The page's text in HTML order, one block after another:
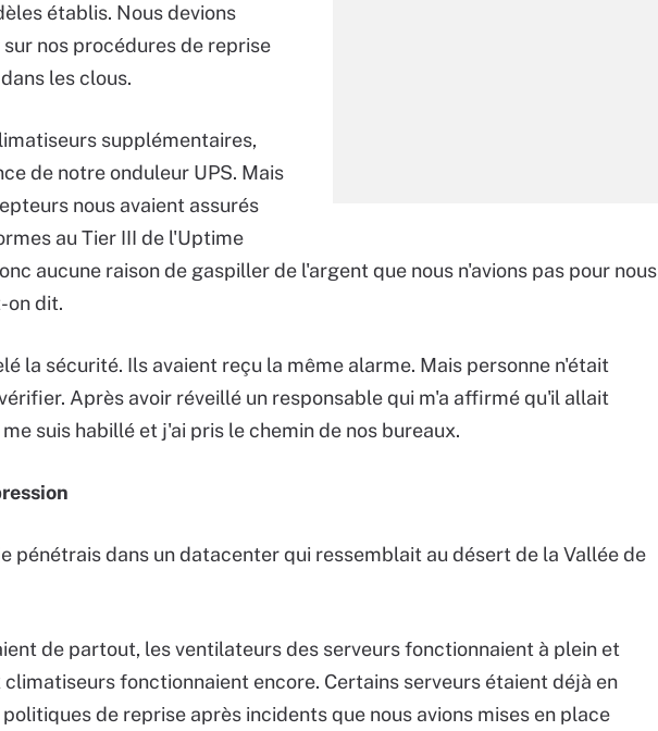
établis. Nous devions
nos procédures de reprise
les clous.
supplémentaires,
de notre onduleur UPS. Mais
nous avaient assurés
au Tier III de l'Uptime
aucune raison de gaspiller de l'argent que nous n'avions pas pour nous
on dit.
la sécurité. Ils avaient reçu la même alarme. Mais personne n'était
Après avoir réveillé un responsable qui m'a affirmé qu'il allait
suis habillé et j'ai pris le chemin de nos bureaux.
pénétrais dans un datacenter qui ressemblait au désert de la Vallée de
de partout, les ventilateurs des serveurs fonctionnaient à plein et
climatiseurs fonctionnaient encore. Certains serveurs étaient déjà en
de reprise après incidents que nous avions mises en place